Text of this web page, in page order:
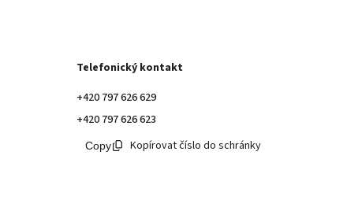
Telefonický kontakt
+420 797 626 629
+420 797 626 623
Kopírovat číslo do schránky